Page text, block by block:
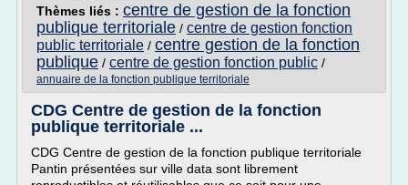
Thèmes liés : centre de gestion de la fonction
publique territoriale / centre de gestion fonction
public territoriale / centre gestion de la fonction
publique / centre de gestion fonction public /
annuaire de la fonction publique territoriale
CDG Centre de gestion de la fonction
publique territoriale ...
CDG Centre de gestion de la fonction publique territoriale
Pantin présentées sur ville data sont librement